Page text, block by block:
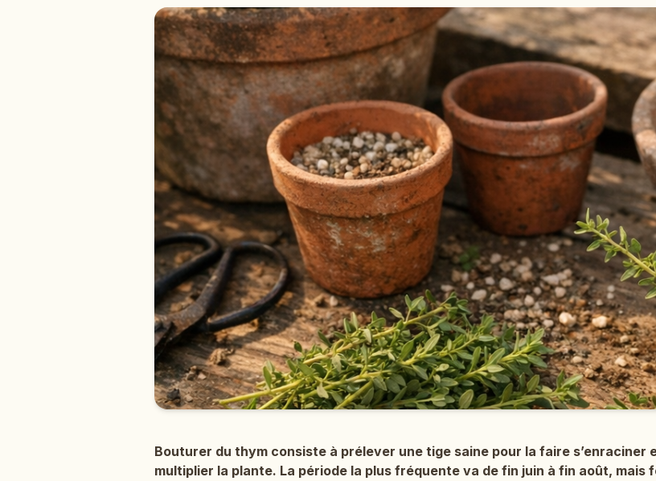
Bouturer du thym consiste à prélever une tige saine pour la faire s’enraciner
multiplier la plante. La période la plus fréquente va de fin juin à fin août, mais